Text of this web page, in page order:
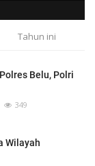
Tahun ini
Belu, Polri
349
Wilayah